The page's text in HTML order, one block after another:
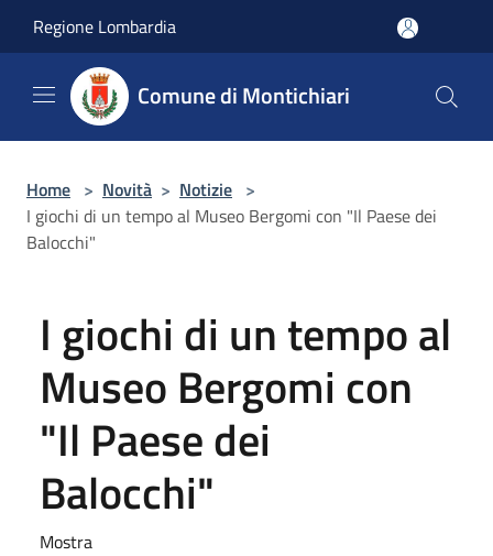
Regione Lombardia
Comune di Montichiari
Home > Novità > Notizie >
I giochi di un tempo al Museo Bergomi con "Il Paese dei
Balocchi"
I giochi di un tempo al
Museo Bergomi con
"Il Paese dei
Balocchi"
Mostra